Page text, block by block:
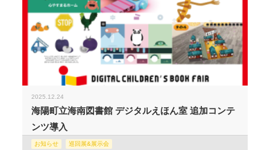
2025.12.24
海陽町立海南図書館 デジタルえほん室 追加コンテ
ンツ導入
お知らせ 巡回展&展示会